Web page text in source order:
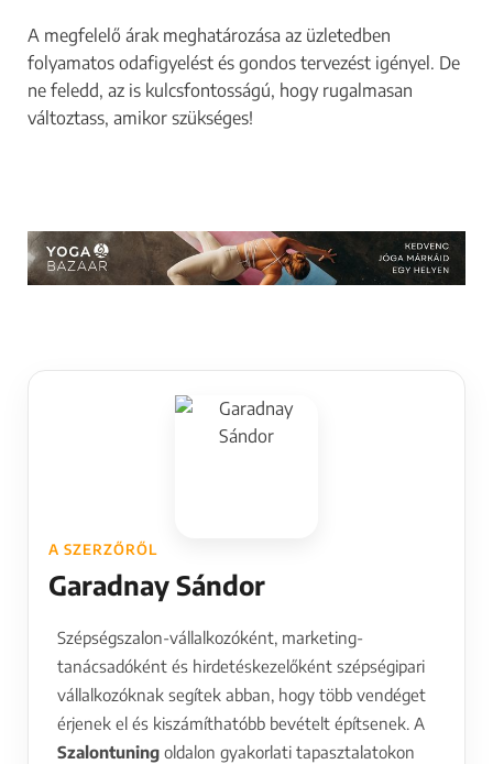
A megfelelő árak meghatározása az üzletedben
folyamatos odafigyelést és gondos tervezést igényel. De
ne feledd, az is kulcsfontosságú, hogy rugalmasan
változtass, amikor szükséges!
A SZERZŐRŐL
Garadnay Sándor
Szépségszalon-vállalkozóként, marketing-
tanácsadóként és hirdetéskezelőként szépségipari
vállalkozóknak segítek abban, hogy több vendéget
érjenek el és kiszámíthatóbb bevételt építsenek. A
Szalontuningoldalon gyakorlati tapasztalatokon